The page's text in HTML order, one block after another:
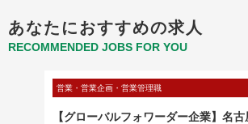
あなたにおすすめの求人
RECOMMENDED JOBS FOR YOU
営業・営業企画・営業管理職
【グローバルフォワーダー企業】名